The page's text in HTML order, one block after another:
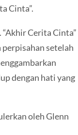
Cinta”.
Cerita Cinta”
setelah
dengan hati yang
oleh Glenn